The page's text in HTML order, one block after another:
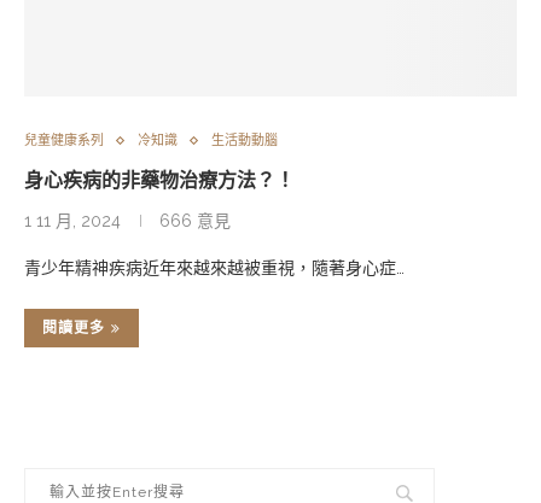
兒童健康系列 冷知識 生活動動腦
身心疾病的非藥物治療方法？！
1 11 月, 2024 666 意見
青少年精神疾病近年來越來越被重視，隨著身心症…
閱讀更多